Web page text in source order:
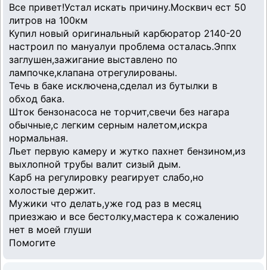
Все привет!Устал искать причину.Москвич ест 50
литров на 100км
Купил новый оригинальный карбюратор 2140-20
настроил по мануалуи проблема осталась.Эппх
заглушен,зажигание выставлено по
лампочке,клапана отрегулированы.
Течь в баке исключена,сделал из бутылки в
обход бака.
Шток бензонасоса не торчит,свечи без нагара
обычные,с легким серным налетом,искра
нормальная.
Льет первую камеру и жутко пахнет бензином,из
выхлопной трубы валит сизый дым.
Карб на регулировку реагирует слабо,но
холостые держит.
Мужики что делать,уже год раз в месяц
приезжаю и все бестолку,мастера к сожалению
нет в моей глуши
Помогите